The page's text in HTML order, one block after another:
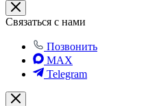
Связаться с нами
Позвонить
MAX
Telegram